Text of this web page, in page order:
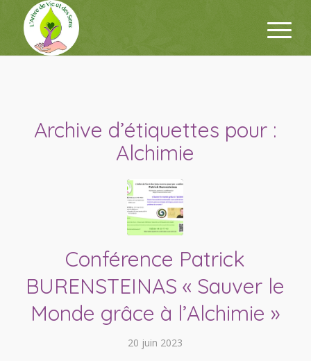
Archive d’étiquettes pour :
Alchimie
Conférence Patrick
BURENSTEINAS « Sauver le
Monde grâce à l’Alchimie »
20 juin 2023